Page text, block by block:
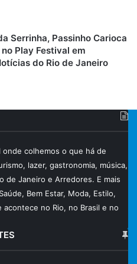
de estimação.
de estimação precisam
o processo de treino
que seja adulto.
à instrução e podem
adequados logo desde o
os donos de animais de
os seus animais de
Serrinha, Passinho Carioca
Play Festival em
do Rio de Janeiro
colhemos o que há de
lazer, gastronomia, música,
de Janeiro e Arredores. E mais
Bem Estar, Moda, Estilo,
no Rio, no Brasil e no